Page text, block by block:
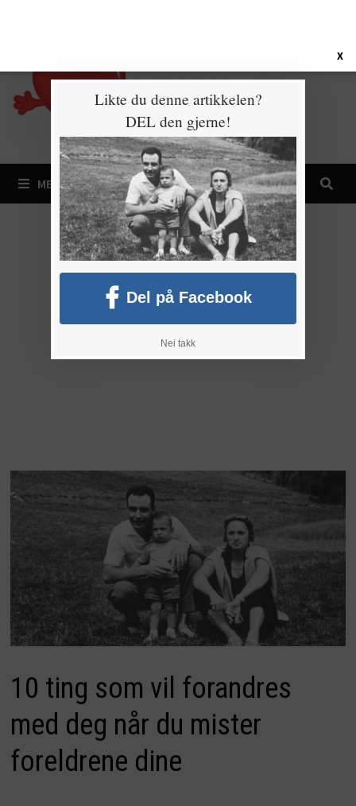
MENY
10 ting som vil forandres
med deg når du mister
foreldrene dine
X
Likte du denne artikkelen?
DEL den gjerne!
Del på Facebook
Nei takk